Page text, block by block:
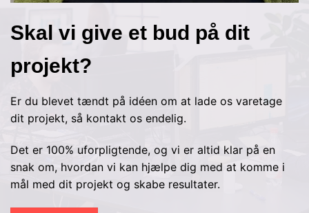
Skal vi give et bud på dit
projekt?
Er du blevet tændt på idéen om at lade os varetage
dit projekt, så kontakt os endelig.
Det er 100% uforpligtende, og vi er altid klar på en
snak om, hvordan vi kan hjælpe dig med at komme i
mål med dit projekt og skabe resultater.